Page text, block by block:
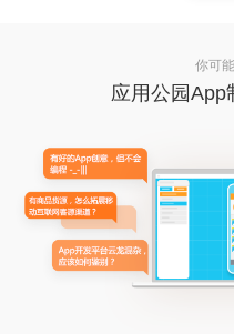
你可
应用公园App